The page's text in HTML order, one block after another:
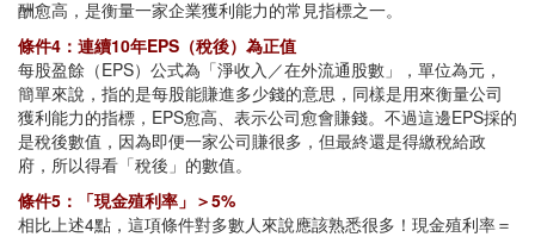
酬愈高，是衡量一家企業獲利能力的常見指標之一。
條件4：連續10年EPS（稅後）為正值
每股盈餘（EPS）公式為「淨收入／在外流通股數」，單位為元，
簡單來說，指的是每股能賺進多少錢的意思，同樣是用來衡量公司
獲利能力的指標，EPS愈高、表示公司愈會賺錢。不過這邊EPS採的
是稅後數值，因為即便一家公司賺很多，但最終還是得繳稅給政
府，所以得看「稅後」的數值。
條件5：「現金殖利率」＞5%
相比上述4點，這項條件對多數人來說應該熟悉很多！現金殖利率＝